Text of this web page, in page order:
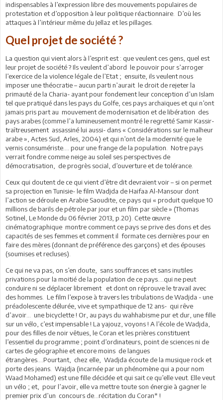
indispensables à l’expression libre des mouvements populaires de
protestation et d’opposition à leur politique réactionnaire. D’où les
attaques à l’intérieur même du Jellaz et les pillages.
Quel projet de société ?
La question qui vient alors à l’esprit est : que veulent ces gens, quel est
leur projet de société ? Ils veulent d’abord le pouvoir pour s’arroger
l’exercice de la violence légale de l’Etat ; ensuite, ils veulent nous
imposer une théocratie – aucun parti n’aurait le droit de rejeter la
primauté de la Charia- ayant pour fondement leur conception d’un Islam
tel que pratiqué dans les pays du Golfe, ces pays archaïques et qui n’ont
jamais pris part au mouvement de modernisation et de libération des
pays arabes (comme l’a lumineusement montré le regretté Samir Kassir-
traîtreusement assassiné lui aussi- dans « Considérations sur le malheur
arabe », Actes Sud, Arles, 2004) et qui n’ont de la modernité que le
vernis consumériste…. pour une frange de la population. Notre pays
verrait fondre comme neige au soleil ses perspectives de
démocratisation, de progrès social, d’ouverture et de tolérance.
Ceux qui doutent de ce qui vient d’être dit devraient voir – si on permet
sa projection en Tunisie- le film Wadjda de Haifaa Al-Mansour dont
l’action se déroule en Arabie Saoudite, ce pays qui « produit quelque 10
millions de barils de pétrole par jour et un film par siècle » (Thomas
Sotinel, Le Monde du 06 février 2013, p.20). Cette œuvre
cinématographique montre comment ce pays se prive des dons et des
capacités de ses femmes et comment il formate ces dernières pour en
faire des mères (donnant de préférence des garçons) et des épouses
(soumises et recluses).
Ce qui ne va pas, on s’en doute, sans souffrances et sans inutiles
privations pour la moitié de la population de ce pays….qui ne peut
conduire ni se déplacer librement et dont on réprouve le travail avec
des hommes. Le film l’expose à travers les tribulations de Wadjda - une
préadolescente délurée, vive et sympathique de 12 ans- qui rêve
d’avoir… une bicyclette ! Or, au pays du wahhabisme pur et dur, une fille
sur un vélo, c’est impensable ! La yajouz, voyons ! A l’école de Wadjda,
pour des filles de noir vêtues, le Coran et les prières constituent
l’essentiel du programme ; point d’ordinateurs, point de sciences ni de
cartes de géographie et encore moins de langues
étrangères….Pourtant, chez elle, Wadjda écoute de la musique rock et
porte des jeans. Wajdja (incarnée par un phénomène qui a pour nom
Waad Mohamed) est une fille décidée et qui sait ce qu’elle veut. Elle veut
un vélo ; et, pour l’avoir, elle va mettre toute son énergie à gagner le
premier prix d’un concours de…récitation du Coran* !